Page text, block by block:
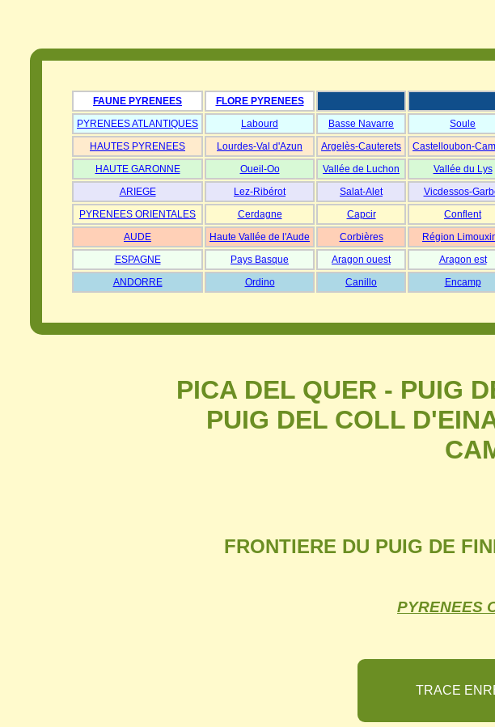
FAUNE PYRENEES FLORE PYRENEES
PYRENEES ATLANTIQUES
Labourd Basse Navarre Soule
HAUTES PYRENEES
Lourdes-Val d'Azun Argelès-Cauterets Castelloubon-
HAUTE GARONNE
Oueil-Oo Vallée de Luchon Vallée du Lys
ARIEGE
Lez-Ribérot Salat-Alet Vicdessos-
PYRENEES ORIENTALES
Cerdagne Capcir Conflent
AUDE
Haute Vallée de l'Aude Corbières Région
ESPAGNE
Pays Basque Aragon ouest Aragon est
ANDORRE
Ordino Canillo Encamp
PICA DEL QUER - PUIG
PUIG DEL COLL
FRONTIERE DU PUIG DE
PYRENEES
TRACE EN R